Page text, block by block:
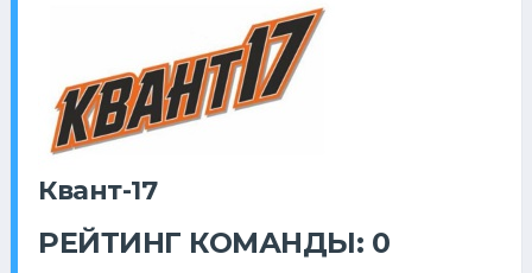
Квант-17
РЕЙТИНГ КОМАНДЫ: 0